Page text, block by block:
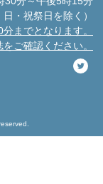
日・祝祭日を除く）
までとなります。
ご確認ください。